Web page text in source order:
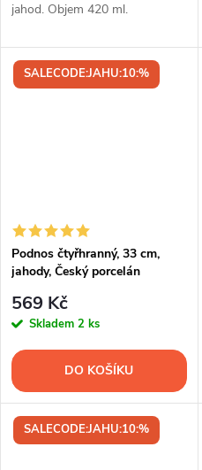
jahod. Objem 420 ml.
SALECODE:JAHU:10:%
Podnos čtyřhranný, 33 cm,
jahody, Český porcelán
569 Kč
Skladem 2 ks
DO KOŠÍKU
SALECODE:JAHU:10:%